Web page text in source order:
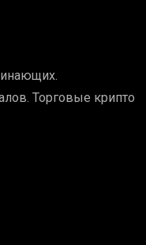
Торговые крипто